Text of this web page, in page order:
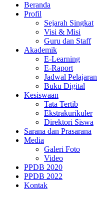
Beranda
Profil
Sejarah Singkat
Visi & Misi
Guru dan Staff
Akademik
E-Learning
E-Raport
Jadwal Pelajaran
Buku Digital
Kesiswaan
Tata Tertib
Ekstrakurikuler
Direktori Siswa
Sarana dan Prasarana
Media
Galeri Foto
Video
PPDB 2020
PPDB 2022
Kontak